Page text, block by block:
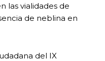
las vialidades de
de neblina en
del IX